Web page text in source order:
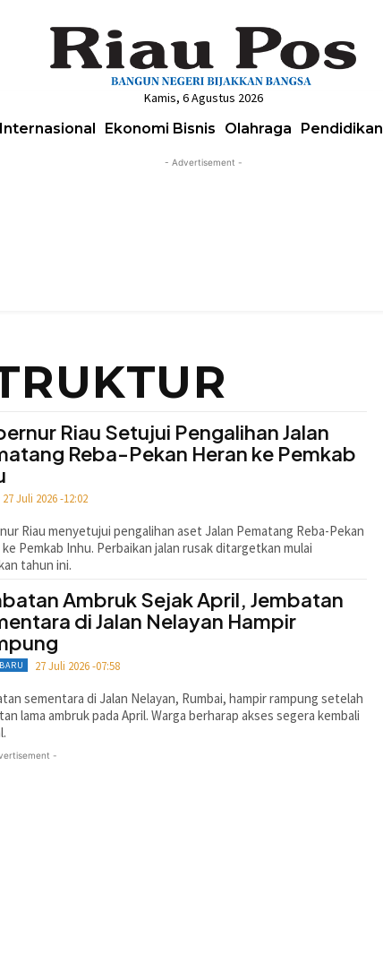
Kamis, 6 Agustus 2026
Internasional Ekonomi Bisnis Olahraga Pendidikan
- Advertisement -
Riau Setujui Pengalihan Jalan
Reba-Pekan Heran ke Pemkab
27 Juli 2026 -12:02
Riau menyetujui pengalihan aset Jalan Pematang Reba-Pekan
ke Pemkab Inhu. Perbaikan jalan rusak ditargetkan mulai
tahun ini.
Ambruk Sejak April, Jembatan
di Jalan Nelayan Hampir
27 Juli 2026 -07:58
sementara di Jalan Nelayan, Rumbai, hampir rampung setelah
lama ambruk pada April. Warga berharap akses segera kembali
-